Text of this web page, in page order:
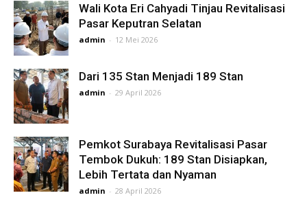
Wali Kota Eri Cahyadi Tinjau Revitalisasi
Pasar Keputran Selatan
admin - 12 Mei 2026
Dari 135 Stan Menjadi 189 Stan
admin - 29 April 2026
Pemkot Surabaya Revitalisasi Pasar
Tembok Dukuh: 189 Stan Disiapkan,
Lebih Tertata dan Nyaman
admin - 28 April 2026